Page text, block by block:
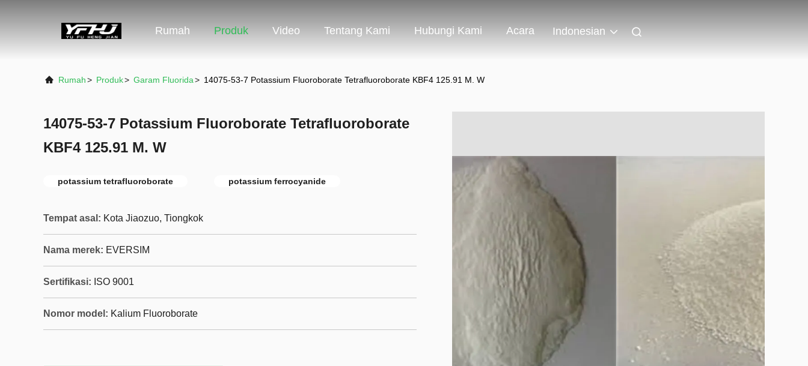
Rumah Produk Video Tentang Kami Hubungi Kami Acara Indonesian
Rumah> Produk> Garam Fluorida> 14075-53-7 Potassium Fluoroborate Tetrafluoroborate KBF4 125.91 M. W
14075-53-7 Potassium Fluoroborate Tetrafluoroborate
KBF4 125.91 M. W
potassium tetrafluoroborate potassium ferrocyanide
Tempat asal: Kota Jiaozuo, Tiongkok
Nama merek: EVERSIM
Sertifikasi: ISO 9001
Nomor model: Kalium Fluoroborate